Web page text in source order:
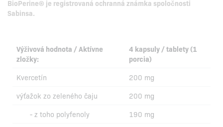
BioPerine® je registrovaná ochranná známka spoločnosti
Sabinsa.
Výživová hodnota / Aktívne
zložky:
4 kapsuly / tablety (1
porcia)
Kvercetín
200 mg
výťažok zo zeleného čaju
200 mg
- z toho polyfenoly
190 mg